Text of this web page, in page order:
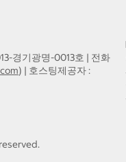
경기광명-0013호 | 전화
) | 호스팅제공자 :